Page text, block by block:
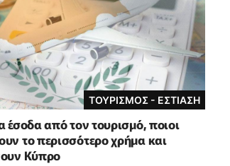
ΤΟΥΡΙΣΜΟΣ - ΕΣΤΙΑΣΗ
έσοδα από τον τουρισμό, ποιοι
το περισσότερο χρήμα και
Κύπρο